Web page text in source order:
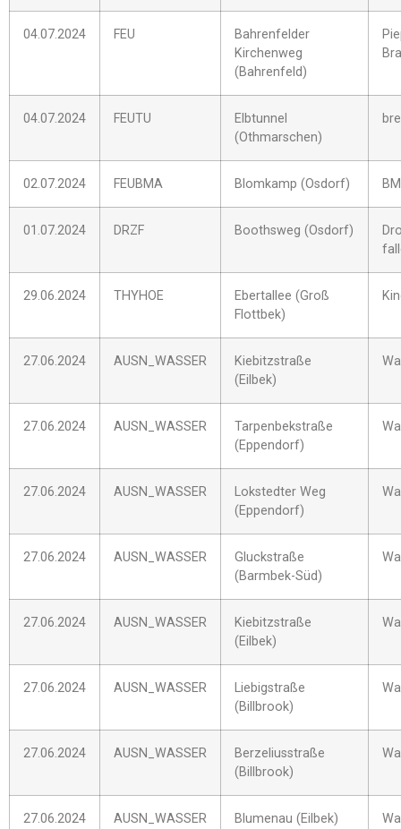
04.07.2024 FEU
Bahrenfelder
Kirchenweg
(Bahrenfeld)
04.07.2024 FEUTU
Elbtunnel
(Othmarschen)
02.07.2024 FEUBMA Blomkamp (Osdorf)
01.07.2024 DRZF Boothsweg (Osdorf)
29.06.2024 THYHOE
Ebertallee (Groß
Flottbek)
27.06.2024 AUSN_WASSER
Kiebitzstraße
(Eilbek)
27.06.2024 AUSN_WASSER
Tarpenbekstraße
(Eppendorf)
27.06.2024 AUSN_WASSER
Lokstedter Weg
(Eppendorf)
27.06.2024 AUSN_WASSER
Gluckstraße
(Barmbek-Süd)
27.06.2024 AUSN_WASSER
Kiebitzstraße
(Eilbek)
27.06.2024 AUSN_WASSER
Liebigstraße
(Billbrook)
27.06.2024 AUSN_WASSER
Berzeliusstraße
(Billbrook)
27.06.2024 AUSN_WASSER Blumenau (Eilbek)